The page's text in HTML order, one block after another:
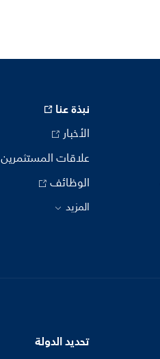
نبذة عنا
الأخبار
علاقات المستثمرين
الوظائف
المزيد
تحديد الدولة